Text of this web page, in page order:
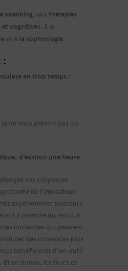
coaching, aux thérapies
cognitives, à la
et à la sophrologie.
:
en trois temps :
ne vous prévois pas un
d’environ une heure
vos croyances
de l’imposteur.
expérimenter plusieurs
à prendre du recul, à
limitantes qui peuvent
des croyances plus
bénéficierez d’un outil
Et en bonus, les trucs et